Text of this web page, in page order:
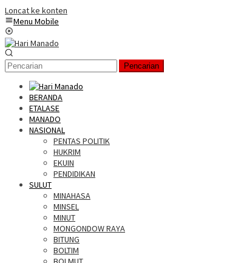
Loncat ke konten
Menu Mobile
Pencarian
BERANDA
ETALASE
MANADO
NASIONAL
PENTAS POLITIK
HUKRIM
EKUIN
PENDIDIKAN
SULUT
MINAHASA
MINSEL
MINUT
MONGONDOW RAYA
BITUNG
BOLTIM